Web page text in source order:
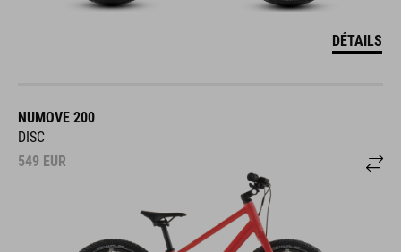
DÉTAILS
NUMOVE 200
DISC
549 EUR